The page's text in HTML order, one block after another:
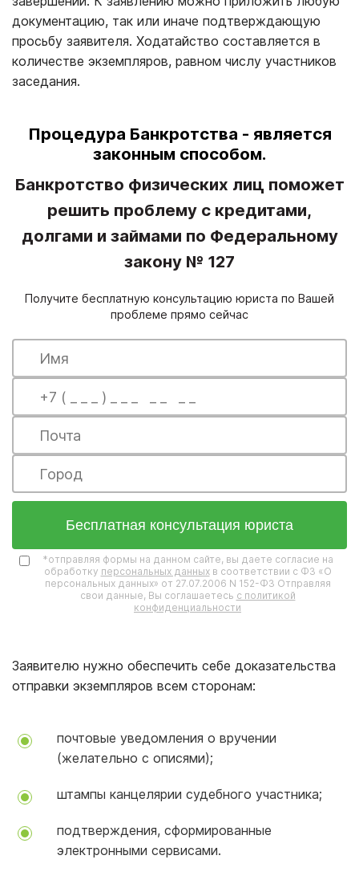
документацию, так или иначе подтверждающую
просьбу заявителя. Ходатайство составляется в
количестве экземпляров, равном числу участников
заседания.
Процедура Банкротства - является
законным способом.
Банкротство физических лиц поможет
решить проблему с кредитами,
долгами и займами по Федеральному
закону № 127
Получите бесплатную консультацию юриста по Вашей
проблеме прямо сейчас
Бесплатная консультация юриста
*отправляя формы на данном сайте, вы даете согласие на
обработку персональных данныхв соответствии с ФЗ «О
персональных данных» от 27.07.2006 N 152-ФЗ Отправляя
свои данные, Вы соглашаетесь с политикой
конфиденциальности
Заявителю нужно обеспечить себе доказательства
отправки экземпляров всем сторонам:
почтовые уведомления о вручении
(желательно с описями);
штампы канцелярии судебного участника;
подтверждения, сформированные
электронными сервисами.